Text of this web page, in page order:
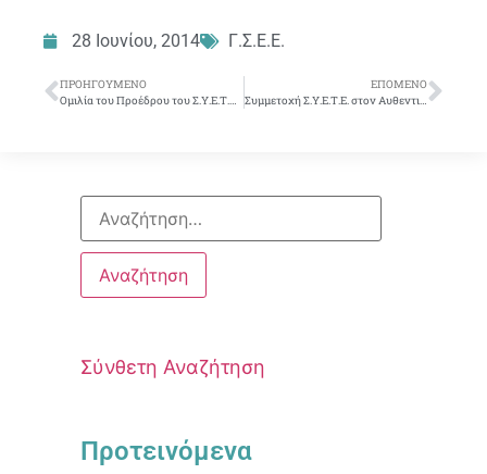
28 Ιουνίου, 2014 Γ.Σ.Ε.Ε.
ΠΡΟΗΓΟΎΜΕΝΟ
Ομιλία του Προέδρου του Σ.Υ.Ε.Τ.Ε. Γιώργου Γιαννακόπουλου στην Γ.Σ. των μετόχων της Ε.Τ.Ε.
ΕΠΌΜΕΝΟ
Συμμετοχή Σ.Υ.Ε.Τ.Ε. στον Αυθεντικό Μαραθώνιο της Αθήνας 9/11/2014
Σύνθετη Αναζήτηση
Προτεινόμενα